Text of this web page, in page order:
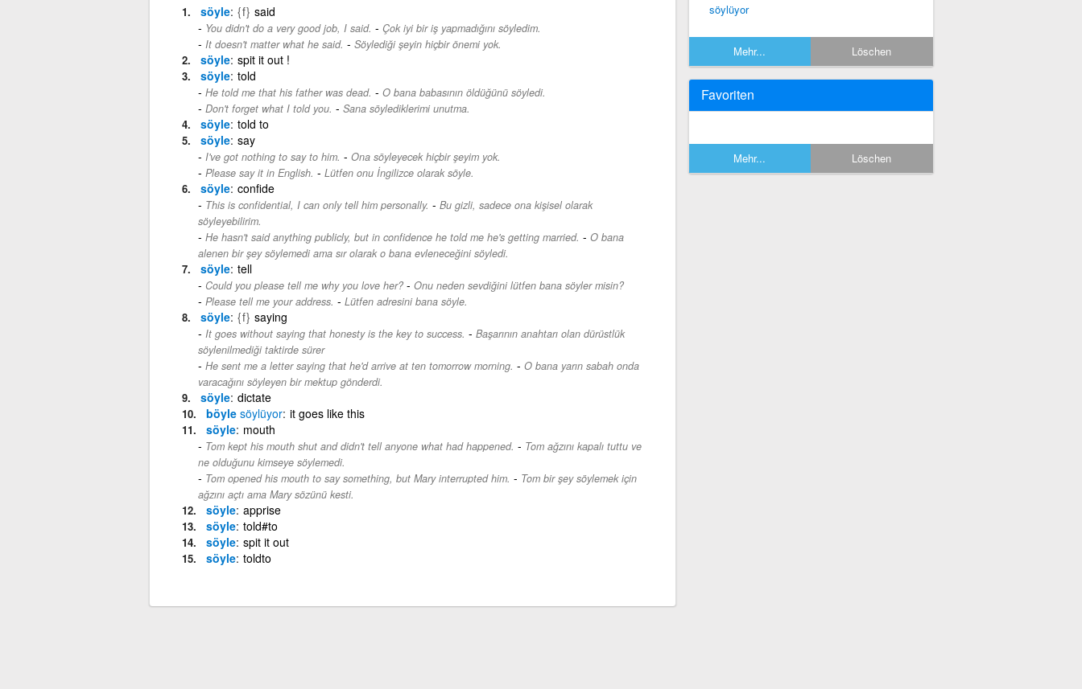
söyle {f} said
You didn't do a very good job, I said. - Çok iyi bir iş yapmadığını söyledim.
It doesn't matter what he said. - Söylediği şeyin hiçbir önemi yok.
söyle spit it out !
söyle told
He told me that his father was dead. - O bana babasının öldüğünü söyledi.
Don't forget what I told you. - Sana söylediklerimi unutma.
söyle told to
söyle say
I've got nothing to say to him. - Ona söyleyecek hiçbir şeyim yok.
Please say it in English. - Lütfen onu İngilizce olarak söyle.
söyle confide
This is confidential, I can only tell him personally. - Bu gizli, sadece ona kişisel olarak
söyleyebilirim.
He hasn't said anything publicly, but in confidence he told me he's getting married. - O bana
alenen bir şey söylemedi ama sır olarak o bana evleneceğini söyledi.
söyle tell
Could you please tell me why you love her?- Onu neden sevdiğini lütfen bana söyler misin?
Please tell me your address. - Lütfen adresini bana söyle.
söyle {f} saying
It goes without saying that honesty is the key to success. - Başarının anahtarı olan dürüstlük
söylenilmediği taktirde sürer
He sent me a letter saying that he'd arrive at ten tomorrow morning. - O bana yarın sabah onda
varacağını söyleyen bir mektup gönderdi.
söyle dictate
böyle söylüyor it goes like this
söyle mouth
Tom kept his mouth shut and didn't tell anyone what had happened. - Tom ağzını kapalı tuttu ve
ne olduğunu kimseye söylemedi.
Tom opened his mouth to say something, but Mary interrupted him. - Tom bir şey söylemek için
ağzını açtı ama Mary sözünü kesti.
söyle apprise
söyle told#to
söyle spit it out
söyle toldto
söylüyor
Mehr... Löschen
Favoriten
Mehr... Löschen